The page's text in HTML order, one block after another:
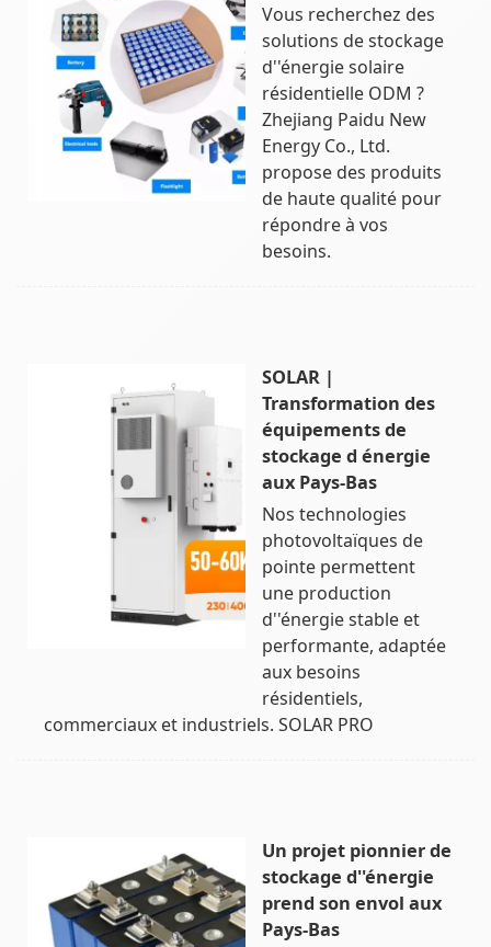
Vous recherchez des
solutions de stockage
d''énergie solaire
résidentielle ODM ?
Zhejiang Paidu New
Energy Co., Ltd.
propose des produits
de haute qualité pour
répondre à vos
besoins.
SOLAR |
Transformation des
équipements de
stockage d énergie
aux Pays-Bas
Nos technologies
photovoltaïques de
pointe permettent
une production
d''énergie stable et
performante, adaptée
aux besoins
résidentiels,
commerciaux et industriels. SOLAR PRO
Un projet pionnier de
stockage d''énergie
prend son envol aux
Pays-Bas